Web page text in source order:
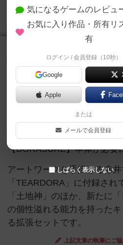
ドラスレ拡張版11段
※本作は拡張セットであるた
【DORASURE】本体が必要
アートワークを手掛ける赤
「TEARDORA」に付録され
「土地神」のほか、新たに
の個性溢れる能力を持った
る拡張セットです。
上記文章の執筆にご
気になるゲームのレビュ
お気に入り作品・所有リ
有
ログイン / 会員登録（10秒）
Google
Apple
または
メールで会員登録
しばらく表示しない